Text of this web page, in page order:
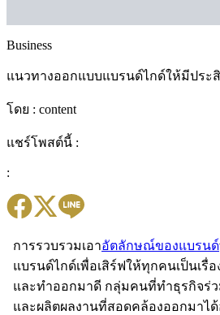
Business
แนวทางออกแบบแบรนด์ไกด์ให้มีประสิ
โดย : content
แชร์โพสต์นี้ :
:
การรวบรวมเอาอัตลักษณ์ของแบรนด์
แบรนด์ไกด์เพื่อเสิร์ฟให้ทุกคนเป็นเ
และทำออกมาดี กลุ่มคนที่ทำธุรกิจร่
และผลิตผลงานที่สอดคล้องออกมาได้